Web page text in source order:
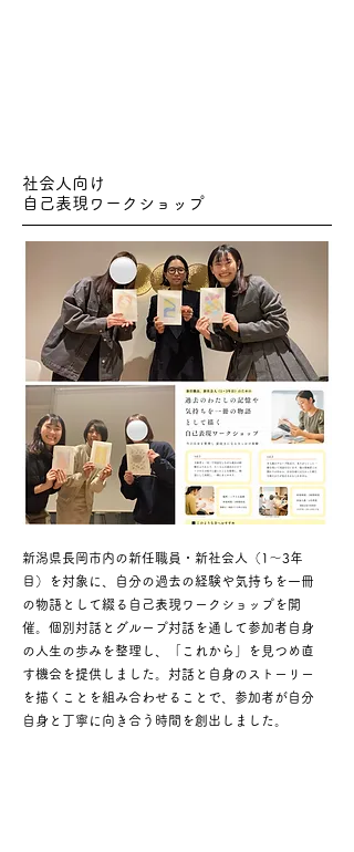
社会人向け
自己表現ワークショップ
新潟県長岡市内の新任職員・新社会人（1〜3年
目）を対象に、自分の過去の経験や気持ちを一冊
の物語として綴る自己表現ワークショップを開
催。個別対話とグループ対話を通して参加者自身
の人生の歩みを整理し、「これから」を見つめ直
す機会を提供しました。対話と自身のストーリー
を描くことを組み合わせることで、参加者が自分
自身と丁寧に向き合う時間を創出しました。